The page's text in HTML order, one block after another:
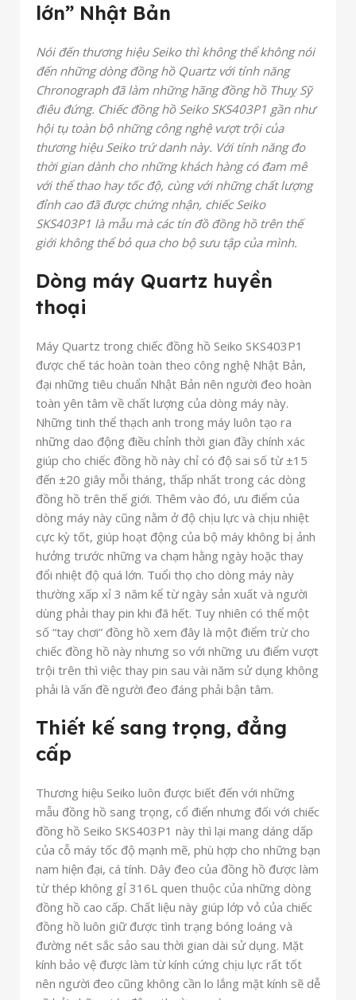
lớn” Nhật Bản
Nói đến thương hiệu Seiko thì không thể không nói
đến những dòng đồng hồ Quartz với tính năng
Chronograph đã làm những hãng đồng hồ Thuỵ Sỹ
điêu đứng. Chiếc đồng hồ Seiko SKS403P1 gần như
hội tụ toàn bộ những công nghệ vượt trội của
thương hiệu Seiko trứ danh này. Với tính năng đo
thời gian dành cho những khách hàng có đam mê
với thể thao hay tốc độ, cùng với những chất lượng
đỉnh cao đã được chứng nhận, chiếc Seiko
SKS403P1 là mẫu mà các tín đồ đồng hồ trên thế
giới không thể bỏ qua cho bộ sưu tập của mình.
Dòng máy Quartz huyền
thoại
Máy Quartz trong chiếc đồng hồ Seiko SKS403P1
được chế tác hoàn toàn theo công nghệ Nhật Bản,
đại những tiêu chuẩn Nhật Bản nên người đeo hoàn
toàn yên tâm về chất lượng của dòng máy này.
Những tinh thể thạch anh trong máy luôn tạo ra
những dao động điều chỉnh thời gian đầy chính xác
giúp cho chiếc đồng hồ này chỉ có độ sai số từ ±15
đến ±20 giây mỗi tháng, thấp nhất trong các dòng
đồng hồ trên thế giới. Thêm vào đó, ưu điểm của
dòng máy này cũng nằm ở độ chịu lực và chịu nhiệt
cực kỳ tốt, giúp hoạt động của bộ máy không bị ảnh
hưởng trước những va chạm hằng ngày hoặc thay
đổi nhiệt độ quá lớn. Tuổi thọ cho dòng máy này
thường xấp xỉ 3 năm kể từ ngày sản xuất và người
dùng phải thay pin khi đã hết. Tuy nhiên có thể một
số “tay chơi” đồng hồ xem đây là một điểm trừ cho
chiếc đồng hồ này nhưng so với những ưu điểm vượt
trội trên thì việc thay pin sau vài năm sử dụng không
phải là vấn đề người đeo đáng phải bận tâm.
Thiết kế sang trọng, đẳng
cấp
Thương hiệu Seiko luôn được biết đến với những
mẫu đồng hồ sang trọng, cổ điển nhưng đối với chiếc
đồng hồ Seiko SKS403P1 này thì lại mang dáng dấp
của cỗ máy tốc độ mạnh mẽ, phù hợp cho những bạn
nam hiện đại, cá tính. Dây đeo của đồng hồ được làm
từ thép không gỉ 316L quen thuộc của những dòng
đồng hồ cao cấp. Chất liệu này giúp lớp vỏ của chiếc
đồng hồ luôn giữ được tình trạng bóng loáng và
đường nét sắc sảo sau thời gian dài sử dụng. Mặt
kính bảo vệ được làm từ kính cứng chịu lực rất tốt
nên người đeo cũng không cần lo lắng mặt kính sẽ dễ